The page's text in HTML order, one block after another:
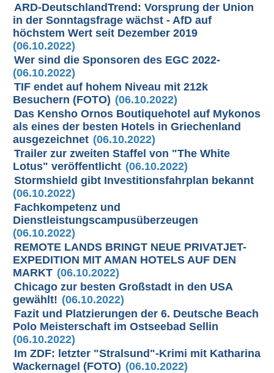
ARD-DeutschlandTrend: Vorsprung der Union
in der Sonntagsfrage wächst - AfD auf
höchstem Wert seit Dezember 2019
(06.10.2022)
Wer sind die Sponsoren des EGC 2022-
(06.10.2022)
TIF endet auf hohem Niveau mit 212k
Besuchern (FOTO) (06.10.2022)
Das Kensho Ornos Boutiquehotel auf Mykonos
als eines der besten Hotels in Griechenland
ausgezeichnet (06.10.2022)
Trailer zur zweiten Staffel von "The White
Lotus" veröffentlicht (06.10.2022)
Stormshield gibt Investitionsfahrplan bekannt
(06.10.2022)
Fachkompetenz und
Dienstleistungscampusüberzeugen
(06.10.2022)
REMOTE LANDS BRINGT NEUE PRIVATJET-
EXPEDITION MIT AMAN HOTELS AUF DEN
MARKT (06.10.2022)
Chicago zur besten Großstadt in den USA
gewählt! (06.10.2022)
Fazit und Platzierungen der 6. Deutsche Beach
Polo Meisterschaft im Ostseebad Sellin
(06.10.2022)
Im ZDF: letzter "Stralsund"-Krimi mit Katharina
Wackernagel (FOTO) (06.10.2022)